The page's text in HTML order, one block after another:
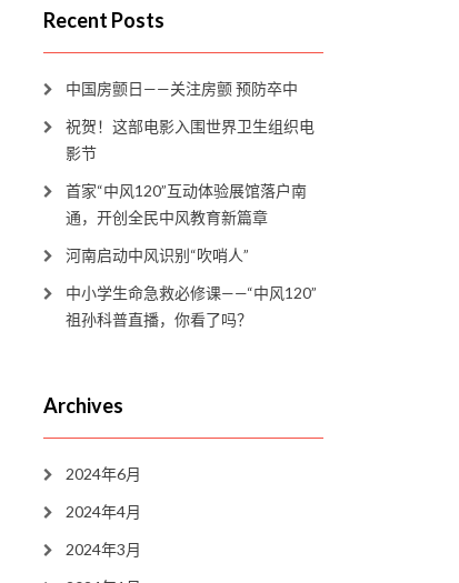
Recent Posts
中国房颤日——关注房颤 预防卒中
祝贺！这部电影入围世界卫生组织电
影节
首家“中风120”互动体验展馆落户南
通，开创全民中风教育新篇章
河南启动中风识别“吹哨人”
中小学生命急救必修课——“中风120”
祖孙科普直播，你看了吗？
Archives
2024年6月
2024年4月
2024年3月